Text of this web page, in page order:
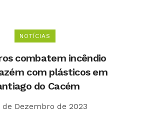
NOTÍCIAS
combatem incêndio
com plásticos em
do Cacém
de Dezembro de 2023